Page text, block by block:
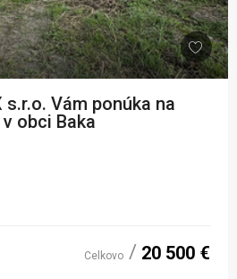
ponúka na
obci Baka
Celkovo 20 500 €